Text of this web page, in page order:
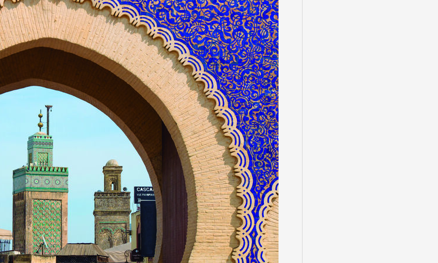
村・町）
名門・名物ホテルに泊まる
一都市滞在 お祭り・イベント
絶景
を訪れる
1度は見てみたい遺跡
クルーズ 音楽鑑賞
名画鑑賞
イキング・トレッキング
1名様からの旅
ス航空）
風景 特別企画
ラグジュアリーバスでめぐる
TWILIGHT EXPRESS 瑞風
ドベンチャーツーリズム・ウォーキング
観光列車
・講師同行の旅